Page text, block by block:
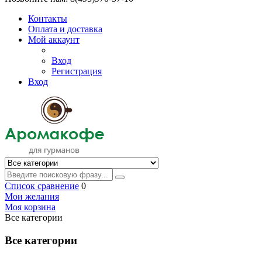
Контакты
Оплата и доставка
Мой аккаунт
Вход
Регистрация
Вход
Список сравнение 0
Мои желания
Моя корзина
Все категории
Все категории